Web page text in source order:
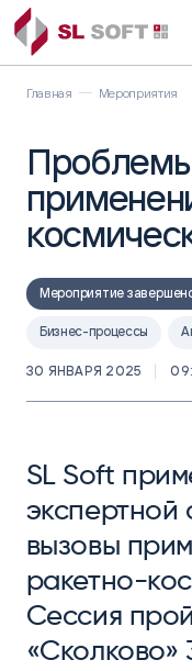
Главная Мероприятия
Мероприятие
Бизнес-процессы
30 ЯНВАРЯ 2025
SL Soft
экспертной
вызовы
ракетно-
Сессия
«Сколково»